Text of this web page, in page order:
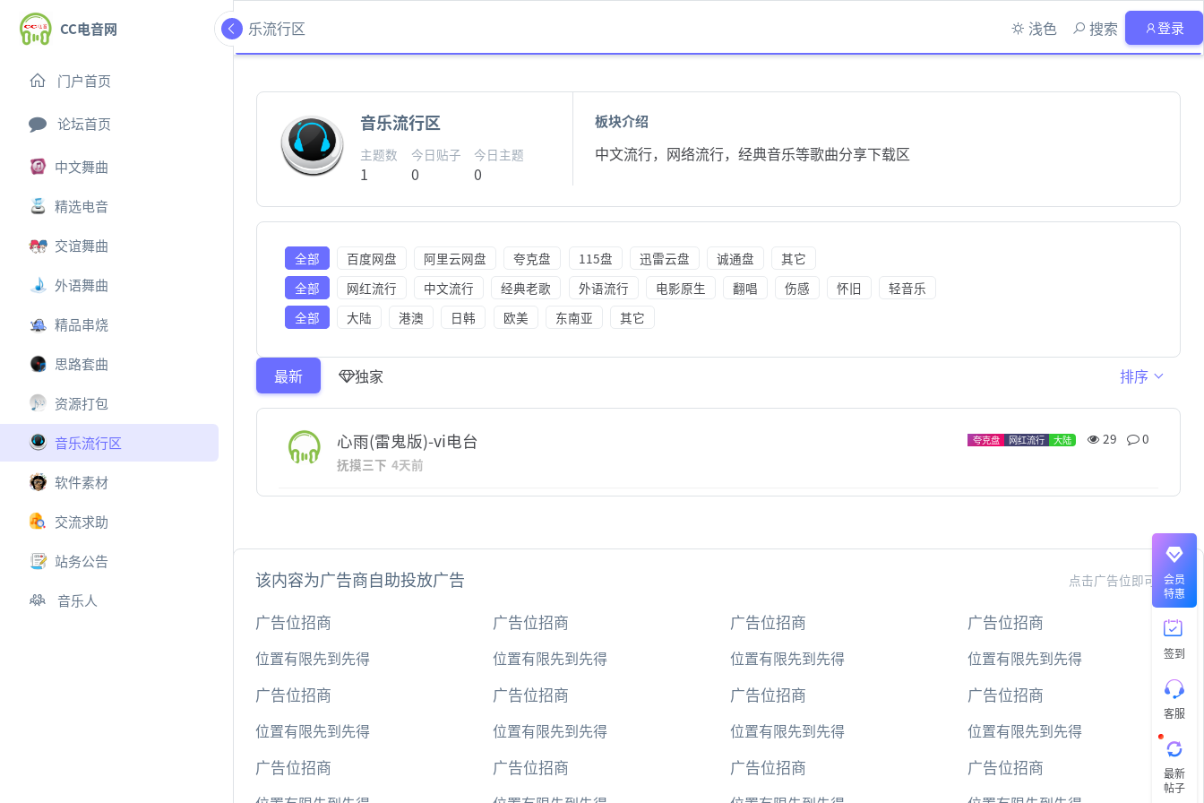
CC电音网
门户首页
论坛首页
中文舞曲
精选电音
交谊舞曲
外语舞曲
精品串烧
思路套曲
资源打包
音乐流行区
软件素材
交流求助
站务公告
音乐人
音乐流行区 浅色 搜索 登录
音乐流行区
主题数
1
今日贴子
0
今日主题
0
板块介绍
中文流行，网络流行，经典音乐等歌曲分享下载区
全部 百度网盘 阿里云网盘 夸克盘 115盘 迅雷云盘 诚通盘
其它
全部
网红流行 中文流行 经典老歌 外语流行 电影原生 翻唱 伤感 怀旧
轻音乐
全部
大陆 港澳 日韩 欧美 东南亚 其它
最新 独家 排序
夸克盘 网红流行 大陆 29 0
心雨(雷鬼版)-vi电台
抚摸三下 4天前
该内容为广告商自助投放广告 点击广告位即可投放
广告位招商
位置有限先到先得
广告位招商
位置有限先到先得
广告位招商
位置有限先到先得
广告位招商
位置有限先到先得
广告位招商
位置有限先到先得
广告位招商
位置有限先到先得
广告位招商
位置有限先到先得
广告位招商
位置有限先到先得
广告位招商 广告位招商 广告位招商 广告位招商
会员
特惠
签到
客服
接
说
出
您
的
需
求
记
带
上
源
链
接
最新
帖子